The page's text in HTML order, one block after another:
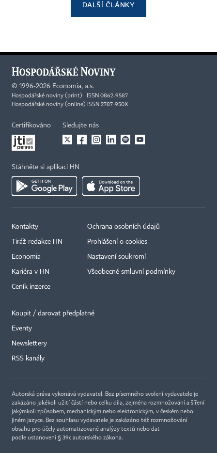
DALŠÍ ČLÁNKY
© 1996-2026 Economia, a.s.
Hospodářské noviny (print) ISSN 0862-9587
Hospodářské noviny (online) ISSN 2787-950X
Certifikováno Sledujte nás
Stáhněte si aplikaci HN
Kontakty
Tiráž redakce HN
Economia
Kariéra v HN
Ceník inzerce
Ochrana osobních údajů
Prohlášení o cookies
Nastavení soukromí
Všeobecné smluvní podmínky
Koupit / darovat předplatné
Eventy
Newslettery
RSS kanály
Autorská práva vykonává vydavatel. Bez písemného svolení vydavatele je
zakázáno jakékoli užití částí nebo celku díla, zejména rozmnožování a šíření
jakýmkoli způsobem, mechanickým nebo elektronickým, v českém nebo
jiném jazyce. Bez souhlasu vydavatele je zakázáno též rozmnožování
obsahu pro účely automatizované analýzy textů nebo dat
podle ustanovení § 39c autorského zákona.